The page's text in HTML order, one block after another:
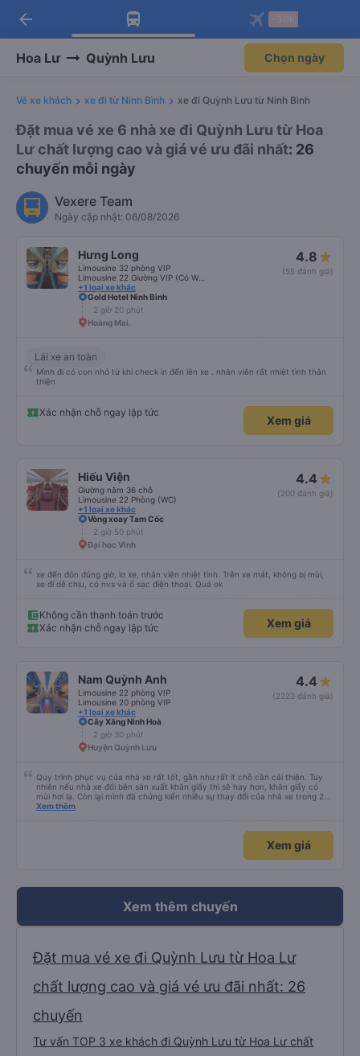
Tải app Vexere ngay!
Nhận ưu đãi thành viên độc
Mở app
Tải app Vexere
-30k/ghế khi đặt vé máy bay qua
Mở app
arrow_back
Hoa Lư Quỳnh Lưu Chọn ngày
Vé xe khách xe đi từ Ninh Bình xe đi Quỳnh Lưu từ Ninh Bình
Đặt mua vé xe 6 nhà xe đi Quỳnh Lưu từ Hoa
Lư chất lượng cao và giá vé ưu đãi nhất: 26
chuyến mỗi ngày
Vexere Team
Ngày cập nhật: 06/08/2026
Hưng Long
Limousine 32 phòng VIP
+1 loại xe khác
4.8
(55 đánh giá)
Gold Hotel Ninh Bình
2 giờ 20 phút
Hoàng Mai.
Lái xe an toàn
Mình đi có con nhỏ từ khi check in đến lên xe . nhân viên rất nhiệt tình thân
thiện
Xác nhận chỗ ngay lập tức
Xem giá
Hiếu Viện
Giường nằm 36 chỗ
Limousine 22 Phòng (WC)
+1 loại xe khác
4.4
(200 đánh giá)
Vòng xoay Tam Cốc
2 giờ 50 phút
Đại học Vinh
xe đến đón đúng giờ, lơ xe, nhân viên nhiệt tình. Trên xe mát, không bị mùi,
xe đi dễ chịu, có nvs và ổ sạc điện thoại. Quá ok
Không cần thanh toán trước
Xác nhận chỗ ngay lập tức
Xem giá
Nam Quỳnh Anh
Limousine 22 phòng VIP
Limousine 20 phòng VIP
+1 loại xe khác
4.4
(2223 đánh giá)
Cây Xăng Ninh Hoà
2 giờ 30 phút
Huyện Quỳnh Lưu
Quy trình phục vụ của nhà xe rất tốt, gần như rất ít chỗ cần cải thiện. Tuy
nhiên nếu nhà xe đổi bên sản xuất khăn giấy thì sẽ hay hơn, khăn giấy có
mùi hơi lạ. Còn lại mình đã chứng kiến nhiều sự thay đổi của nhà xe trong 2
tháng vừa rồi: tài xế và phụ xe ngày càng thân thiện, quy trình phục vụ rõ
Xem thêm
Xem giá
Xem thêm chuyến
Đặt mua vé xe đi Quỳnh Lưu từ Hoa Lư
chất lượng cao và giá vé ưu đãi nhất: 26
chuyến
Tư vấn TOP 3 xe khách đi Quỳnh Lưu từ Hoa Lư chất